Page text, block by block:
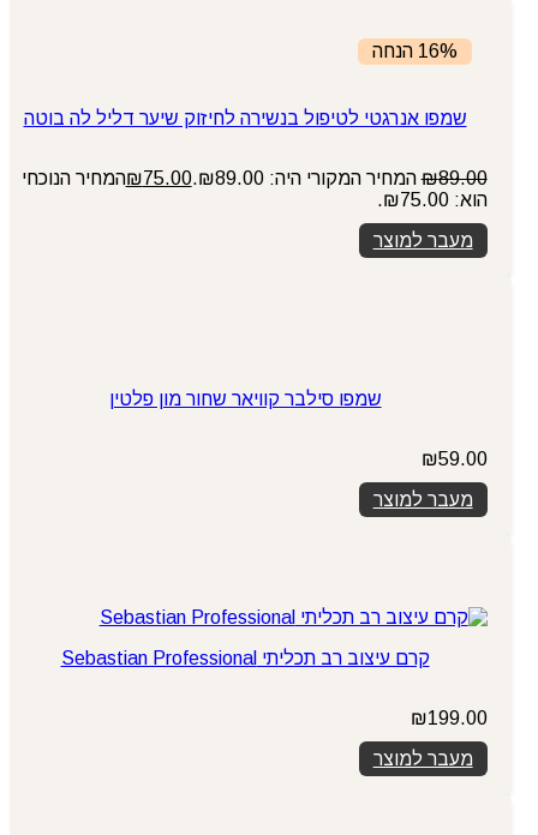
16% הנחה
שמפו אנרגטי לטיפול בנשירה לחיזוק שיער דליל לה בוטה
₪89.00 המחיר המקורי היה: ₪89.00. ₪75.00
המחיר הנוכחי
הוא: ₪75.00.
מעבר למוצר
שמפו סילבר קוויאר שחור מון פלטין
₪59.00
מעבר למוצר
קרם עיצוב רב תכליתי Sebastian Professional
₪199.00
מעבר למוצר